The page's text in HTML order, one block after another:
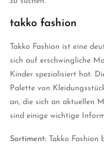
takko fashion
Takko Fashion ist eine
sich auf erschwingliche
Kinder spezialisiert hat.
Palette von
an, die sich an aktuellen
sind einige wichtige
Sortiment: Takko Fashion